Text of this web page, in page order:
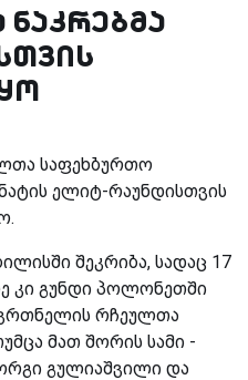
საფეხბურთო
ელიტ-რაუნდისთვის
შეკრიბა, სადაც 17
კი გუნდი პოლონეთში
რჩეულთა
მათ შორის სამი -
გულიაშვილი და